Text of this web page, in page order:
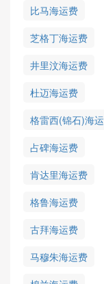
比马海运费
芝格丁海运费
井里汶海运费
杜迈海运费
格雷西(锦石)海运
占碑海运费
肯达里海运费
格鲁海运费
古拜海运费
马穆朱海运费